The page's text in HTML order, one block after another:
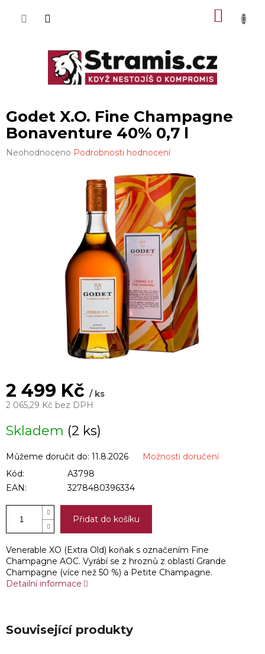
Godet X.O. Fine Champagne
Bonaventure 40% 0,7 l
Průměrné
Neohodnoceno Podrobnosti hodnocení
2 499 Kč/ ks
2 065,29 Kč bez DPH
cena:
Skladem (2 ks)
Můžeme doručit do: 11.8.2026
Možnosti doručení
Kód:
A3798
EAN:
3278480396334
Přidat do košíku
Venerable XO (Extra Old) koňak s označením Fine
Champagne AOC. Vyrábí se z hroznů z oblastí Grande
Champagne (více než 50 %) a Petite Champagne.
Detailní informace
Související produkty